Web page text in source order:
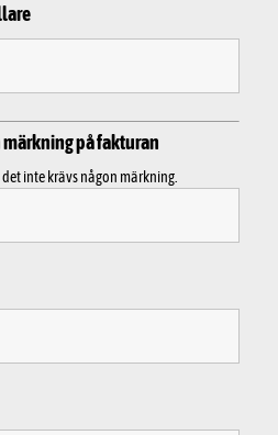
på fakturan
inte krävs någon märkning.